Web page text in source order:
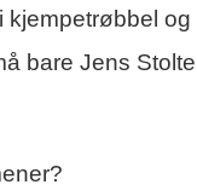
bare Jens